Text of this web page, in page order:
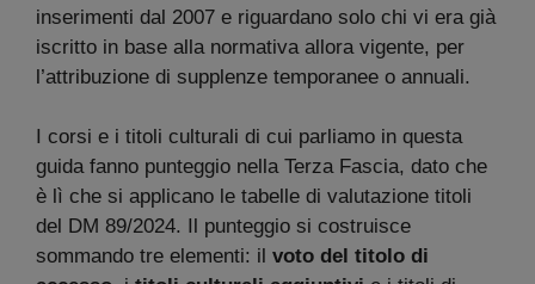
inserimenti dal 2007 e riguardano solo chi vi era già
iscritto in base alla normativa allora vigente, per
l’attribuzione di supplenze temporanee o annuali.
I corsi e i titoli culturali di cui parliamo in questa
guida fanno punteggio nella Terza Fascia, dato che
è lì che si applicano le tabelle di valutazione titoli
del DM 89/2024. Il punteggio si costruisce
sommando tre elementi: il voto del titolo di